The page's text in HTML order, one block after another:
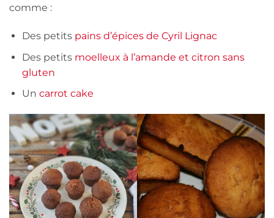
comme :
Des petits pains d’épices de Cyril Lignac
Des petits moelleux à l’amande et citron sans
gluten
Un carrot cake